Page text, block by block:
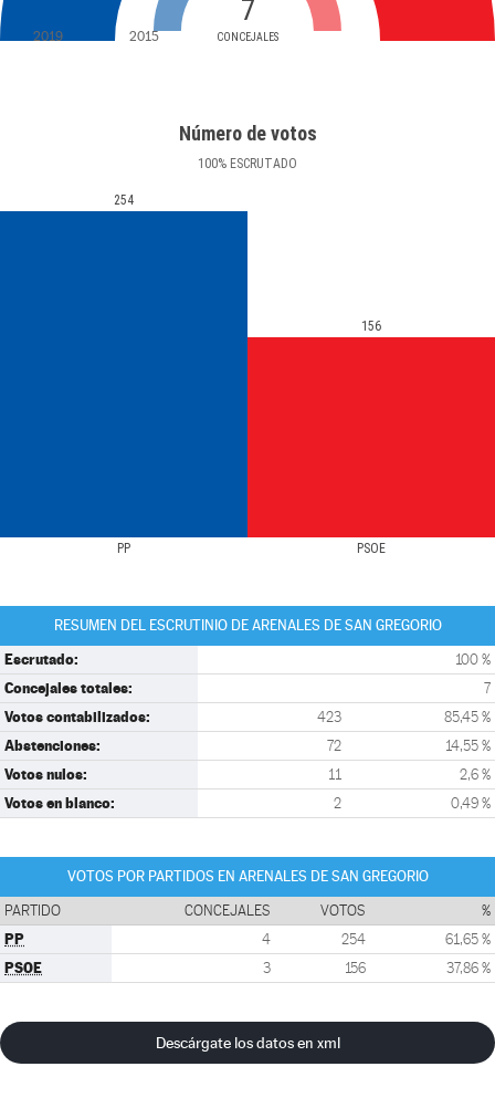
7
CONCEJALES
2019 2015
Número de votos
100% ESCRUTADO
PP PSOE
254
156
RESUMEN DEL ESCRUTINIO DE ARENALES DE SAN GREGORIO
Escrutado: 100 %
Concejales totales: 7
Votos contabilizados: 423 85,45 %
Abstenciones: 72 14,55 %
Votos nulos: 11 2,6 %
Votos en blanco: 2 0,49 %
VOTOS POR PARTIDOS EN ARENALES DE SAN GREGORIO
PARTIDO CONCEJALES VOTOS %
PP 4 254 61,65 %
PSOE 3 156 37,86 %
Descárgate los datos en xml